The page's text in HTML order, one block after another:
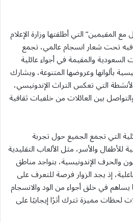
المقيمين” التي أطلقتها وزارة الإعلام
تحت شعار انسجام عالمي، تجمع
السعودية والمقيمة في أجواء عائلية
بألوانها وعروضها المتنوعة، ويشارك
التي تعكس التراث الإندونيسي،
بين العائلات من خلفيات ثقافية
التي تجمع الجميع حول تجربة
للأطفال والأسر، مثل الألعاب التقليدية
والحرف الإندونيسية، بتواجد مناطق
إذ يجد الزوار فرصة للتعرف على
يساهم في خلق أجواء من الود والانسجام
لحظات مميزة تترك أثرًا إيجابيًا على